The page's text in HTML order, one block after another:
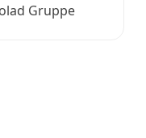
Gruppe